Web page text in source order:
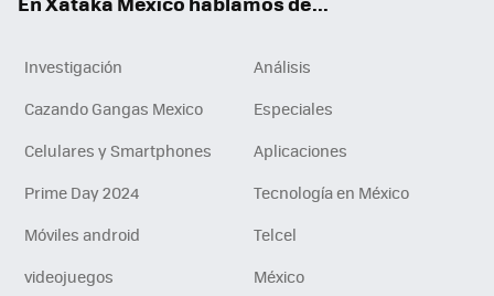
Investigación
Análisis
Cazando Gangas Mexico
Especiales
Celulares y Smartphones
Aplicaciones
Prime Day 2024
Tecnología en México
Móviles android
Telcel
videojuegos
México